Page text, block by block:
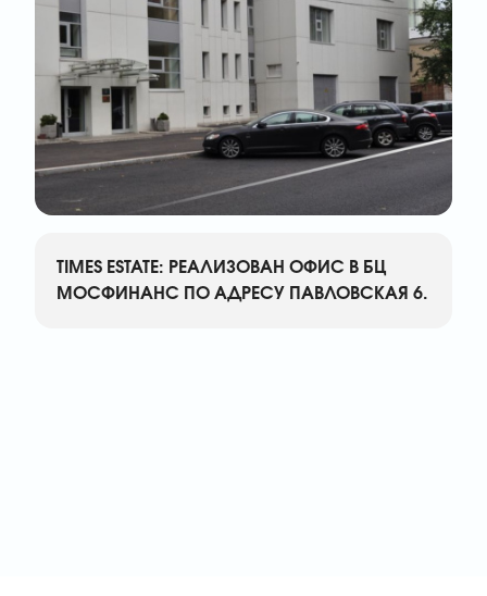
TIMES ESTATE: РЕАЛИЗОВАН ОФИС В БЦ
МОСФИНАНС ПО АДРЕСУ ПАВЛОВСКАЯ 6.